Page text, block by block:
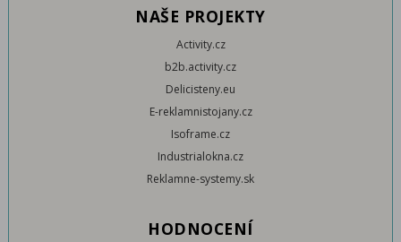
NAŠE PROJEKTY
Activity.cz
b2b.activity.cz
Delicisteny.eu
E-reklamnistojany.cz
Isoframe.cz
Industrialokna.cz
Reklamne-systemy.sk
HODNOCENÍ